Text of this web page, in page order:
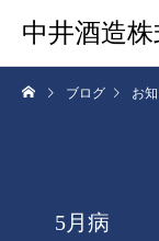
中井酒造
ブログ お
5月病